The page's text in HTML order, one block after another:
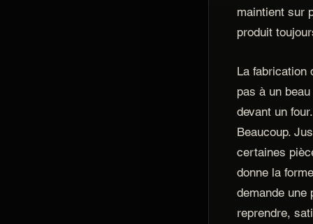
maintient sur
produit
La fabrication
pas à un
devant un
Beaucoup.
certaines
donne la
demande une
reprendre,